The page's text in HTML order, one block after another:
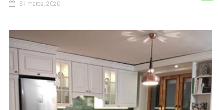
31 marca, 2020